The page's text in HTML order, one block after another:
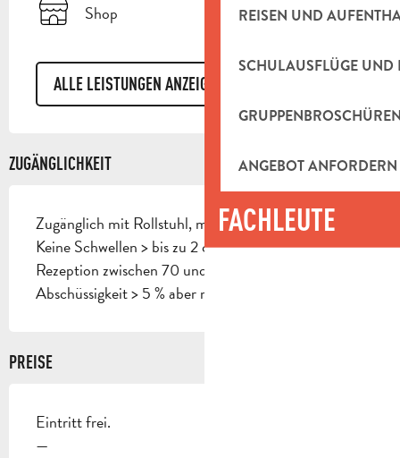
REISEN UND
SCHULAUSFLÜGE UND
ANGEBOT ANFORDERN
FACHLEUTE
Shop
ALLE LEISTUNGEN ANZEIGEN
ZUGÄNGLICHKEIT
Zugänglich mit Rollstuhl, mit Hilfe
Keine Schwellen > bis zu 2 cm
Rezeption zwischen 70 und 80 cm hoch
Abschüssigkeit > 5 % aber machbar
PREISE
Eintritt frei.
—